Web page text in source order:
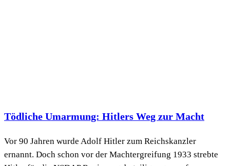
Tödliche Umarmung: Hitlers Weg zur Macht
Vor 90 Jahren wurde Adolf Hitler zum Reichskanzler
ernannt. Doch schon vor der Machtergreifung 1933 strebte